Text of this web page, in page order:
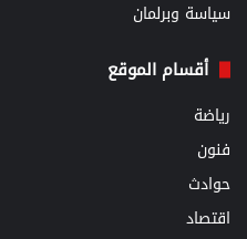
سياسة وبرلمان
أقسام الموقع
رياضة
فنون
حوادث
اقتصاد